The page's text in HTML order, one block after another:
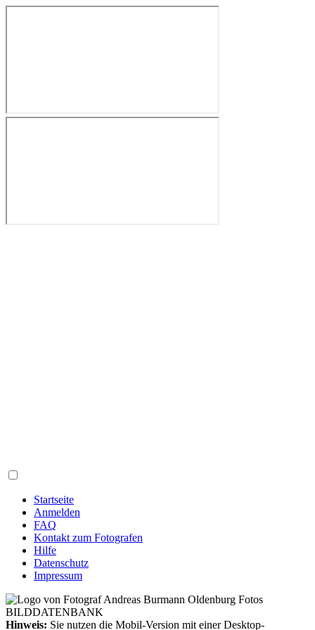
Startseite
Anmelden
FAQ
Kontakt zum Fotografen
Hilfe
Datenschutz
Impressum
Hinweis: Sie nutzen die Mobil-Version mit einer Desktop-